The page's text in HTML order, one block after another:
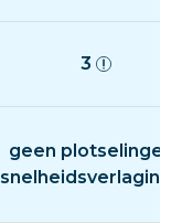
3
geen plotselinge
snelheidsverlaging